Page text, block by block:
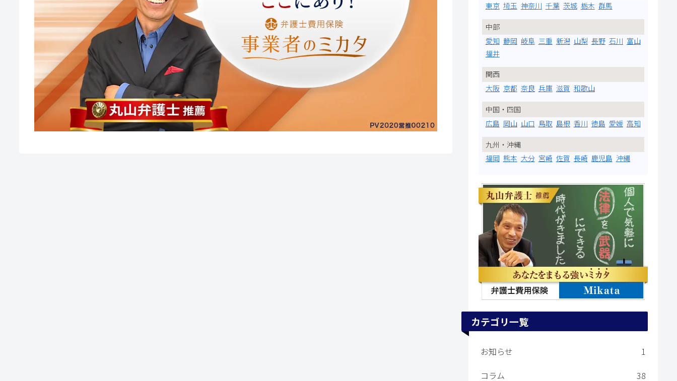
東京 埼玉 神奈川 千葉 茨城 栃木 群馬
中部
愛知 静岡 岐阜 三重 新潟 山梨 長野 石川 富山
福井
関西
大阪 京都 奈良 兵庫 滋賀 和歌山
中国・四国
広島 岡山 山口 鳥取 島根 香川 徳島 愛媛 高知
九州・沖縄
福岡 熊本 大分 宮崎 佐賀 長崎 鹿児島 沖縄
カテゴリ一覧
お知らせ
1
コラム
38